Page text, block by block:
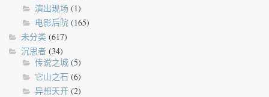
演出现场 (1)
电影后院 (165)
未分类 (617)
沉思者 (34)
传说之城 (5)
它山之石 (6)
异想天开 (2)